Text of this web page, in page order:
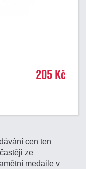
205 Kč
cen ten
ze
medaile v